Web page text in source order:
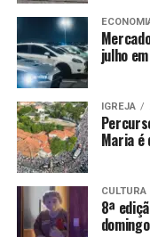
julho
IGREJA
Maria é
CULTURA
8ª
domingo